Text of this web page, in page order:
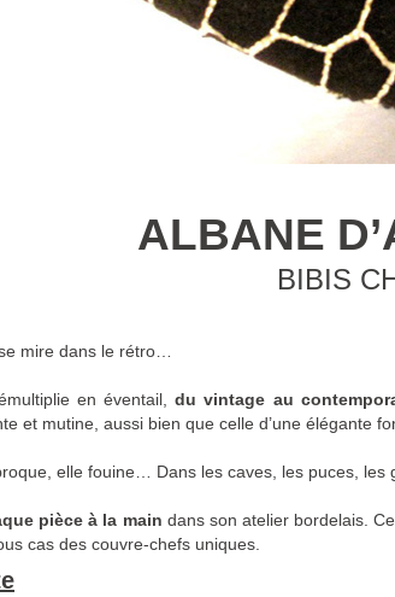
ALBANE
BIBIS
mire dans le rétro…
en éventail,du vintage au
et mutine, aussi bien que celle d’une élégante
elle fouine… Dans les caves, les puces, les
pièce à la main dans son atelier bordelais.
cas des couvre-chefs uniques.